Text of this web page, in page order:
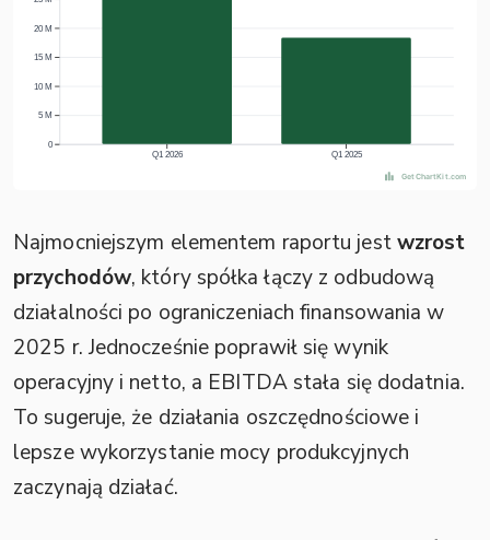
Najmocniejszym elementem raportu jestwzrost
przychodów, który spółka łączy z odbudową
działalności po ograniczeniach finansowania w
2025 r. Jednocześnie poprawił się wynik
operacyjny i netto, a EBITDA stała się dodatnia.
To sugeruje, że działania oszczędnościowe i
lepsze wykorzystanie mocy produkcyjnych
zaczynają działać.